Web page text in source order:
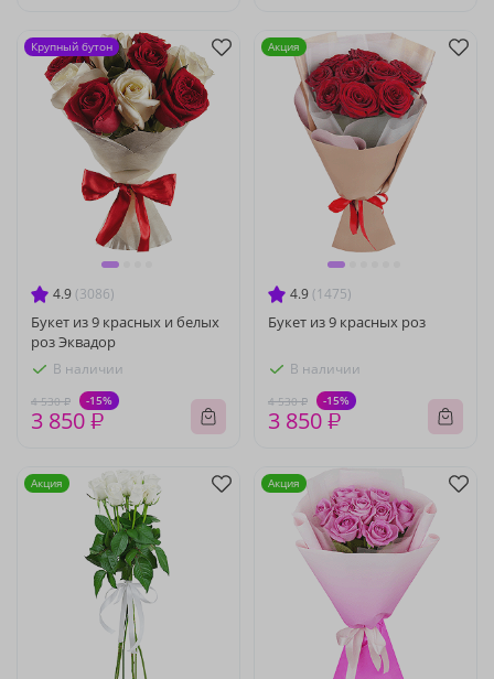
4.9 (3086)
Букет из 9 красных и белых
роз Эквадор
В наличии
4 530 ₽ -15%
3 850 ₽
Крупный бутон
4.9 (1475)
Букет из 9 красных роз
В наличии
4 530 ₽ -15%
3 850 ₽
Акция
Акция Акция